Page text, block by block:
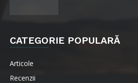
CATEGORIE POPULARĂ
Articole
Recenzii